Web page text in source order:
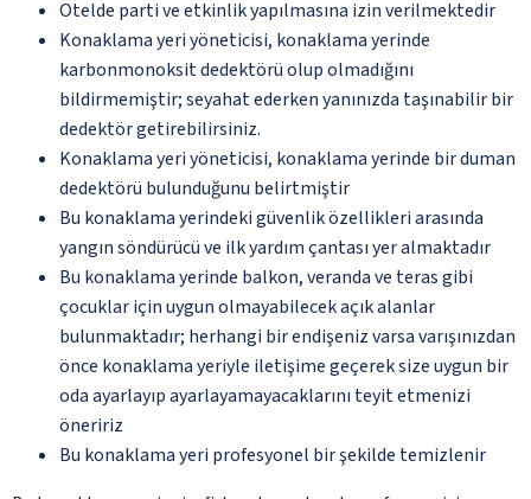
Otelde parti ve etkinlik yapılmasına izin verilmektedir
Konaklama yeri yöneticisi, konaklama yerinde
karbonmonoksit dedektörü olup olmadığını
bildirmemiştir; seyahat ederken yanınızda taşınabilir bir
dedektör getirebilirsiniz.
Konaklama yeri yöneticisi, konaklama yerinde bir duman
dedektörü bulunduğunu belirtmiştir
Bu konaklama yerindeki güvenlik özellikleri arasında
yangın söndürücü ve ilk yardım çantası yer almaktadır
Bu konaklama yerinde balkon, veranda ve teras gibi
çocuklar için uygun olmayabilecek açık alanlar
bulunmaktadır; herhangi bir endişeniz varsa varışınızdan
önce konaklama yeriyle iletişime geçerek size uygun bir
oda ayarlayıp ayarlayamayacaklarını teyit etmenizi
öneririz
Bu konaklama yeri profesyonel bir şekilde temizlenir